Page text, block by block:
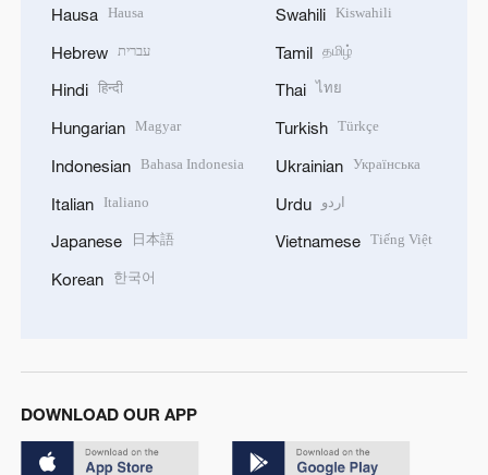
Hausa Hausa
Hebrew עברית
Hindi हिन्दी
Hungarian Magyar
Indonesian Bahasa Indonesia
Italian Italiano
Japanese 日本語
Korean 한국어
Swahili Kiswahili
Tamil தமிழ்
Thai ไทย
Turkish Türkçe
Ukrainian Українська
Urdu اردو
Vietnamese Tiếng Việt
DOWNLOAD OUR APP